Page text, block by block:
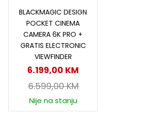
BLACKMAGIC DESIGN
POCKET CINEMA
CAMERA 6K PRO +
GRATIS ELECTRONIC
VIEWFINDER
6.199,00 KM
6.599,00KM
Nije na stanju